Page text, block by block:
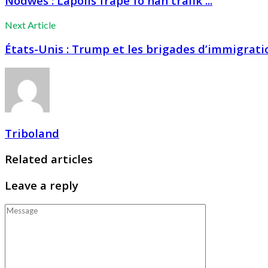
Next Article
États-Unis : Trump et les brigades
Triboland
Related articles
Leave a reply